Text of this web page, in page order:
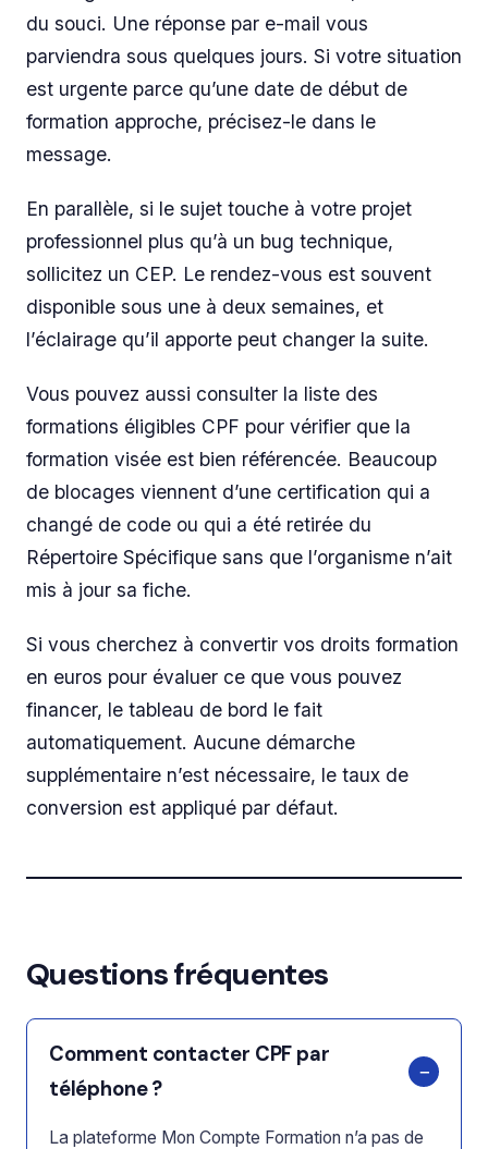
du souci. Une réponse par e-mail vous
parviendra sous quelques jours. Si votre situation
est urgente parce qu’une date de début de
formation approche, précisez-le dans le
message.
En parallèle, si le sujet touche à votre projet
professionnel plus qu’à un bug technique,
sollicitez un CEP. Le rendez-vous est souvent
disponible sous une à deux semaines, et
l’éclairage qu’il apporte peut changer la suite.
Vous pouvez aussi consulter la liste des
formations éligibles CPF pour vérifier que la
formation visée est bien référencée. Beaucoup
de blocages viennent d’une certification qui a
changé de code ou qui a été retirée du
Répertoire Spécifique sans que l’organisme n’ait
mis à jour sa fiche.
Si vous cherchez à convertir vos droits formation
en euros pour évaluer ce que vous pouvez
financer, le tableau de bord le fait
automatiquement. Aucune démarche
supplémentaire n’est nécessaire, le taux de
conversion est appliqué par défaut.
Questions fréquentes
Comment contacter CPF par
téléphone ?
La plateforme Mon Compte Formation n’a pas de